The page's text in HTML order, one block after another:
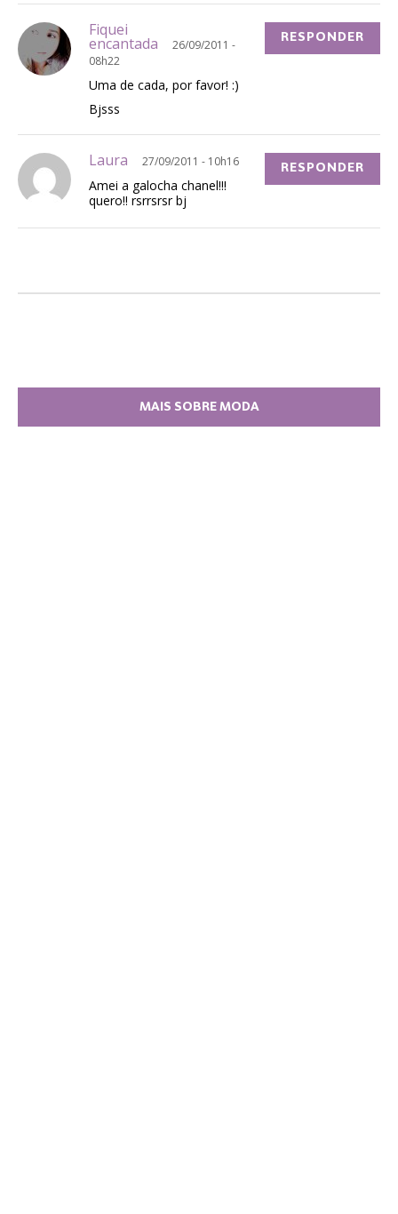
Fiquei
encantada
26/09/2011 -
08h22
Uma de cada, por favor! :)
Bjsss
RESPONDER
Laura 27/09/2011 - 10h16
Amei a galocha chanel!!!
quero!! rsrrsrsr bj
RESPONDER
MAIS SOBRE MODA